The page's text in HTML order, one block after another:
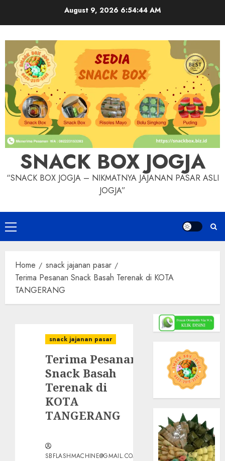
August 9, 2026 6:54:45 AM
SNACK BOX JOGJA
“SNACK BOX JOGJA – NIKMATNYA JAJANAN PASAR ASLI
JOGJA”
Primary
Menu
Home
snack jajanan pasar
Terima Pesanan Snack Basah Terenak di KOTA
TANGERANG
snack jajanan pasar
Terima Pesanan
Snack Basah
Terenak di
KOTA
TANGERANG
SBFLASHMACHINE@GMAIL.COM